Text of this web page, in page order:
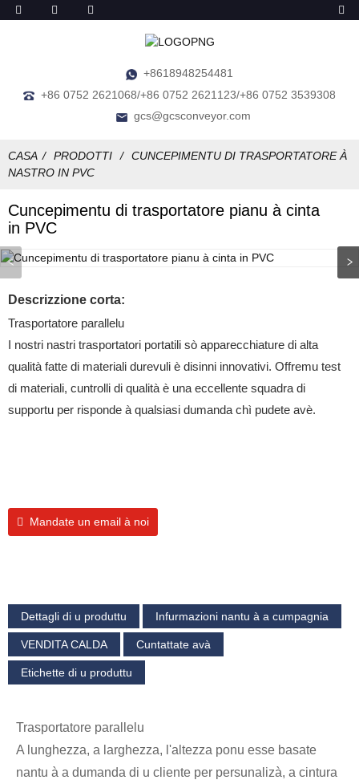
+8618948254481
+86 0752 2621068/+86 0752 2621123/+86 0752 3539308
gcs@gcsconveyor.com
CASA PRODOTTI
CUNCEPIMENTU DI TRASPORTATORE À
NASTRO IN PVC
Cuncepimentu di trasportatore pianu à cinta
in PVC
Descrizzione corta:
Trasportatore parallelu
I nostri nastri trasportatori portatili sò apparecchiature di alta
qualità fatte di materiali durevuli è disinni innovativi. Offremu test
di materiali, cuntrolli di qualità è una eccellente squadra di
supportu per risponde à qualsiasi dumanda chì pudete avè.
Mandate un email à noi
Dettagli di u produttu Infurmazioni nantu à a cumpagnia
VENDITA CALDA Cuntattate avà
Etichette di u produttu
Trasportatore parallelu
A lunghezza, a larghezza, l'altezza ponu esse basate
nantu à a dumanda di u cliente per persunalizà, a cintura